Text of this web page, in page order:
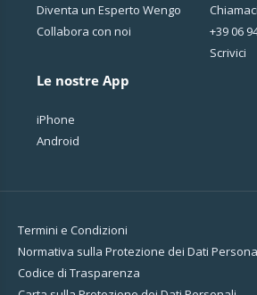
Diventa un Esperto Wengo
Collabora con noi
Le nostre App
iPhone
Android
+39 06
Scrivici
Termini e Condizioni
Normativa sulla Protezione dei Dati
Codice di Trasparenza